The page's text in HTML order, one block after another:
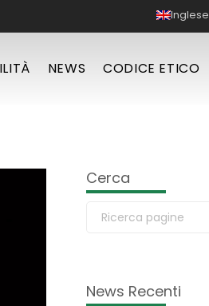
Inglese
NEWS CODICE ETICO
Cerca
News Recenti